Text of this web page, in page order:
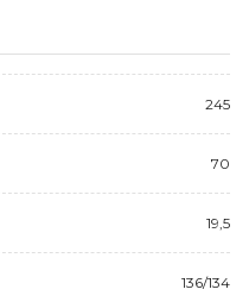
245
70
19,5
136/134